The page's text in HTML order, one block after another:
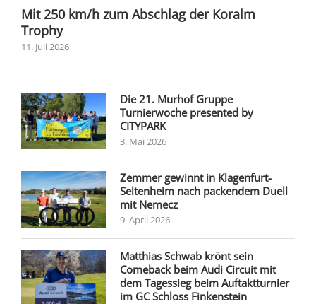
Mit 250 km/h zum Abschlag der Koralm
Trophy
11. Juli 2026
Die 21. Murhof Gruppe
Turnierwoche presented by
CITYPARK
3. Mai 2026
Zemmer gewinnt in Klagenfurt-
Seltenheim nach packendem Duell
mit Nemecz
9. April 2026
Matthias Schwab krönt sein
Comeback beim Audi Circuit mit
dem Tagessieg beim Auftaktturnier
im GC Schloss Finkenstein